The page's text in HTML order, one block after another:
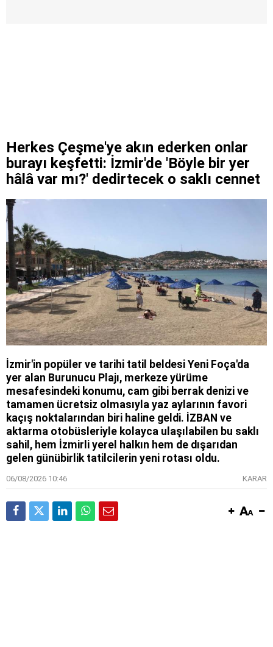
Herkes Çeşme'ye akın ederken onlar
burayı keşfetti: İzmir'de 'Böyle bir yer
hâlâ var mı?' dedirtecek o saklı cennet
İzmir'in popüler ve tarihi tatil beldesi Yeni Foça'da
yer alan Burunucu Plajı, merkeze yürüme
mesafesindeki konumu, cam gibi berrak denizi ve
tamamen ücretsiz olmasıyla yaz aylarının favori
kaçış noktalarından biri haline geldi. İZBAN ve
aktarma otobüsleriyle kolayca ulaşılabilen bu saklı
sahil, hem İzmirli yerel halkın hem de dışarıdan
gelen günübirlik tatilcilerin yeni rotası oldu.
06/08/2026 10:46 KARAR